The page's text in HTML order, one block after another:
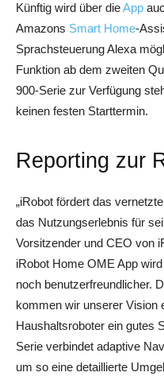
Künftig wird über dieApp
Amazons Smart Home-
Sprachsteuerung Alexa
Funktion ab dem zweiten
900-Serie zur Verfügung
keinen festen Starttermin.
Reporting zur
„iRobot fördert das
das Nutzungserlebnis für
Vorsitzender und CEO von
iRobot Home OME App
noch benutzerfreundlicher.
kommen wir unserer Vision
Haushaltsroboter ein gutes
Serie verbindet adaptive
um so eine detaillierte